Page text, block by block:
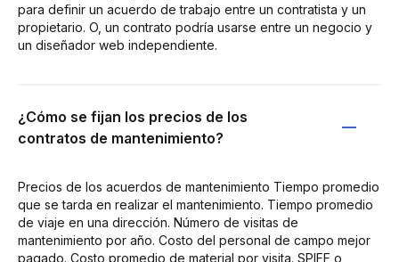
para definir un acuerdo de trabajo entre un contratista y un
propietario. O, un contrato podría usarse entre un negocio y
un diseñador web independiente.
¿Cómo se fijan los precios de los
contratos de mantenimiento?
Precios de los acuerdos de mantenimiento Tiempo promedio
que se tarda en realizar el mantenimiento. Tiempo promedio
de viaje en una dirección. Número de visitas de
mantenimiento por año. Costo del personal de campo mejor
pagado. Costo promedio de material por visita. SPIFF o